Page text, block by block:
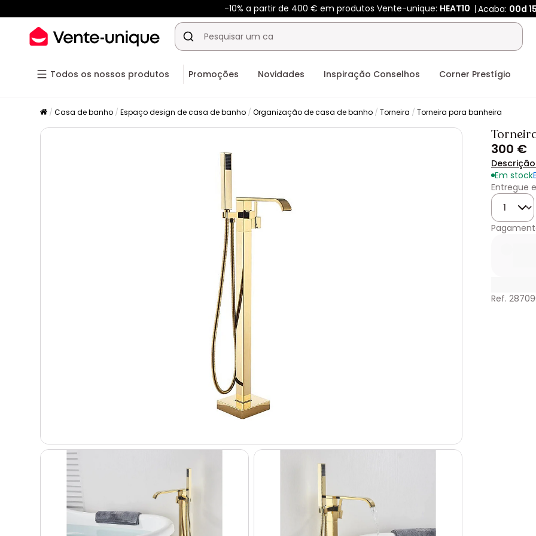
-10% a partir de 400 € em produtos Vente-unique:HEAT10 Acaba:00d
Todos os nossos produtos Promoções Novidades Inspiração Conselhos Corner Prestígio
Casa de banho Espaço design de casa de banho Organização de casa de banho Torneira Torneira para banheira
300 €
Descrição
Em stock
Entregue
Ref.